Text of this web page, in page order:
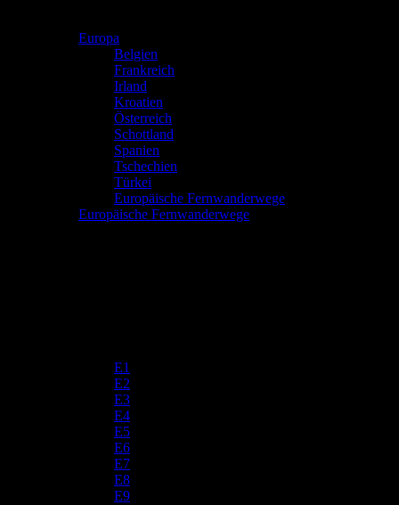
Europa
Belgien
Frankreich
Irland
Kroatien
Österreich
Schottland
Spanien
Tschechien
Türkei
Europäische Fernwanderwege
Europäische Fernwanderwege
E1
E2
E3
E4
E5
E6
E7
E8
E9